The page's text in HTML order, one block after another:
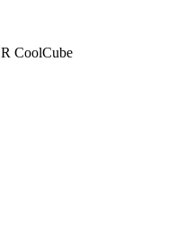
CoolCube